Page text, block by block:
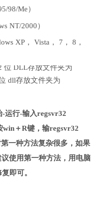
98/Me）
NT/2000）
XP， Vista， 7， 8，
位 DLL存放文件夹为
dll存放文件夹为
运行-输入regsvr32
win＋R键，输regsvr32
一种方法复杂很多，如果
使用第一种方法，用电脑
即可。